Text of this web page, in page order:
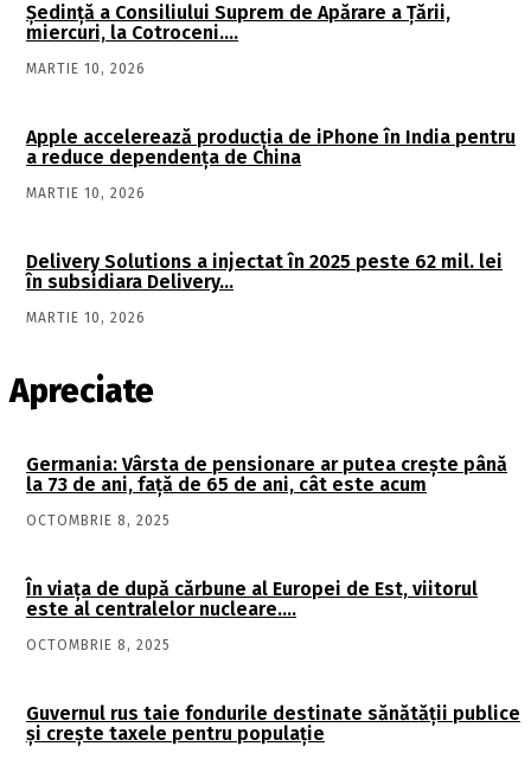
Şedinţă a Consiliului Suprem de Apărare a Ţării,
miercuri, la Cotroceni….
MARTIE 10, 2026
Apple accelerează producția de iPhone în India pentru
a reduce dependența de China
MARTIE 10, 2026
Delivery Solutions a injectat în 2025 peste 62 mil. lei
în subsidiara Delivery…
MARTIE 10, 2026
Apreciate
Germania: Vârsta de pensionare ar putea crește până
la 73 de ani, față de 65 de ani, cât este acum
OCTOMBRIE 8, 2025
În viaţa de după cărbune al Europei de Est, viitorul
este al centralelor nucleare….
OCTOMBRIE 8, 2025
Guvernul rus taie fondurile destinate sănătății publice
și crește taxele pentru populație